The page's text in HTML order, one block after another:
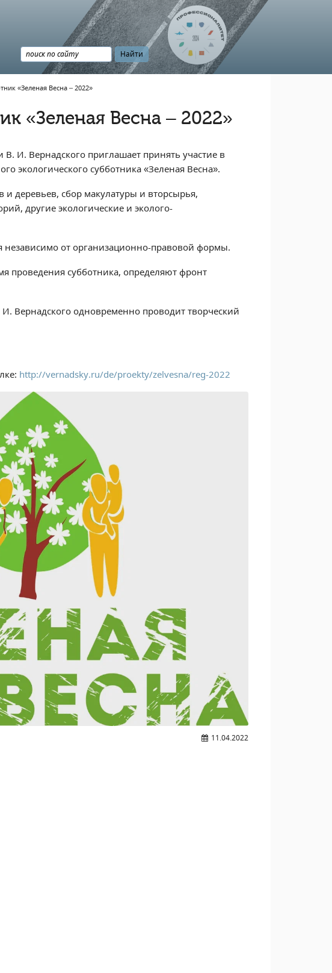
«Зеленая Весна – 2022»
«Зеленая Весна – 2022»
И. Вернадского приглашает принять участие в
экологического субботника «Зеленая Весна».
и деревьев, сбор макулатуры и вторсырья,
другие экологические и эколого-
независимо от организационно-правовой формы.
проведения субботника, определяют фронт
Вернадского одновременно проводит творческий
http://vernadsky.ru/de/proekty/zelvesna/reg-2022
11.04.2022